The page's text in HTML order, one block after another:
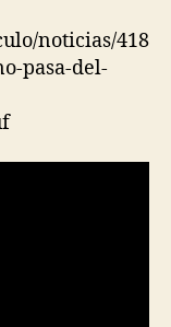
noticias/418
pasa-del-